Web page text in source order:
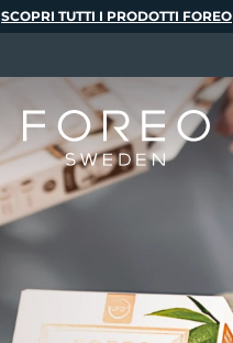
SCOPRI TUTTI I PRODOTTI FOREO